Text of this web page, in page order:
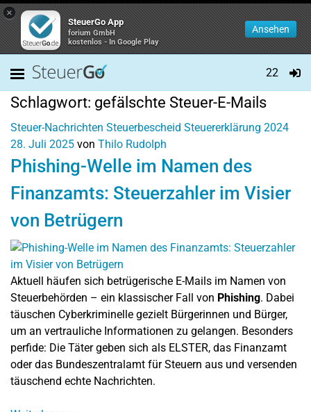
×
SteuerGo App
forium GmbH
kostenlos - In Google Play
Ansehen
22
Schlagwort: gefälschte Steuer-E-Mails
Steuer-Nachrichten Steuerbescheid Steuererklärung 2024
28. Juli 2025 von Thilo Rudolph
Phishing-Welle im Namen des
Finanzamts: Steuerzahler im Visier
von Betrügern
Aktuell häufen sich betrügerische E-Mails im Namen von
Steuerbehörden – ein klassischer Fall von Phishing. Dabei
täuschen Cyberkriminelle gezielt Bürgerinnen und Bürger,
um an vertrauliche Informationen zu gelangen. Besonders
perfide: Die Täter geben sich als ELSTER, das Finanzamt
oder das Bundeszentralamt für Steuern aus und versenden
täuschend echte Nachrichten.